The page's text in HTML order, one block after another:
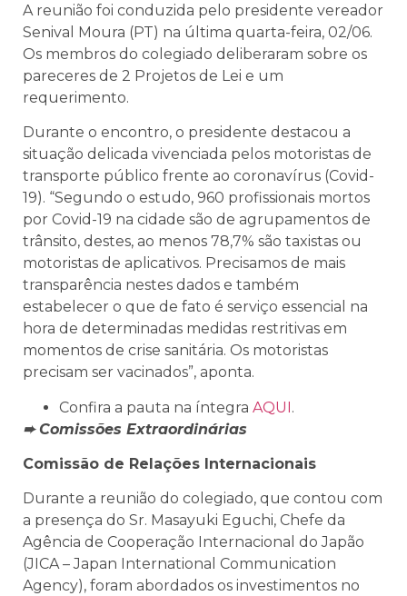
A reunião foi conduzida pelo presidente vereador
Senival Moura (PT) na última quarta-feira, 02/06.
Os membros do colegiado deliberaram sobre os
pareceres de 2 Projetos de Lei e um
requerimento.
Durante o encontro, o presidente destacou a
situação delicada vivenciada pelos motoristas de
transporte público frente ao coronavírus (Covid-
19). “Segundo o estudo, 960 profissionais mortos
por Covid-19 na cidade são de agrupamentos de
trânsito, destes, ao menos 78,7% são taxistas ou
motoristas de aplicativos. Precisamos de mais
transparência nestes dados e também
estabelecer o que de fato é serviço essencial na
hora de determinadas medidas restritivas em
momentos de crise sanitária. Os motoristas
precisam ser vacinados”, aponta.
Confira a pauta na íntegra AQUI.
➨ Comissões Extraordinárias
Comissão de Relações Internacionais
Durante a reunião do colegiado, que contou com
a presença do Sr. Masayuki Eguchi, Chefe da
Agência de Cooperação Internacional do Japão
(JICA – Japan International Communication
Agency), foram abordados os investimentos no